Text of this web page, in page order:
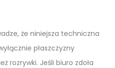
że niniejsza techniczna
płaszczyzny
rozrywki. Jeśli biuro zdoła